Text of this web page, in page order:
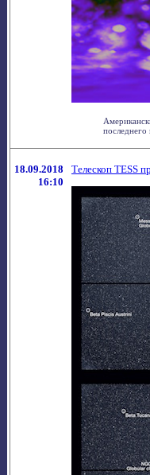
последнего
18.09.2018
16:10
Телескоп TESS